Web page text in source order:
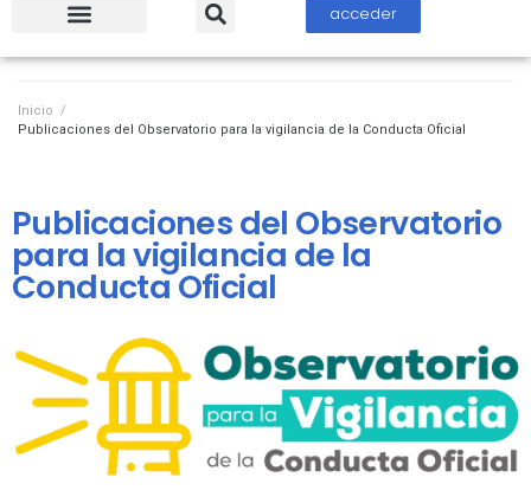
acceder
Inicio /
Publicaciones del Observatorio para la vigilancia de la Conducta Oficial
Publicaciones del Observatorio
para la vigilancia de la
Conducta Oficial